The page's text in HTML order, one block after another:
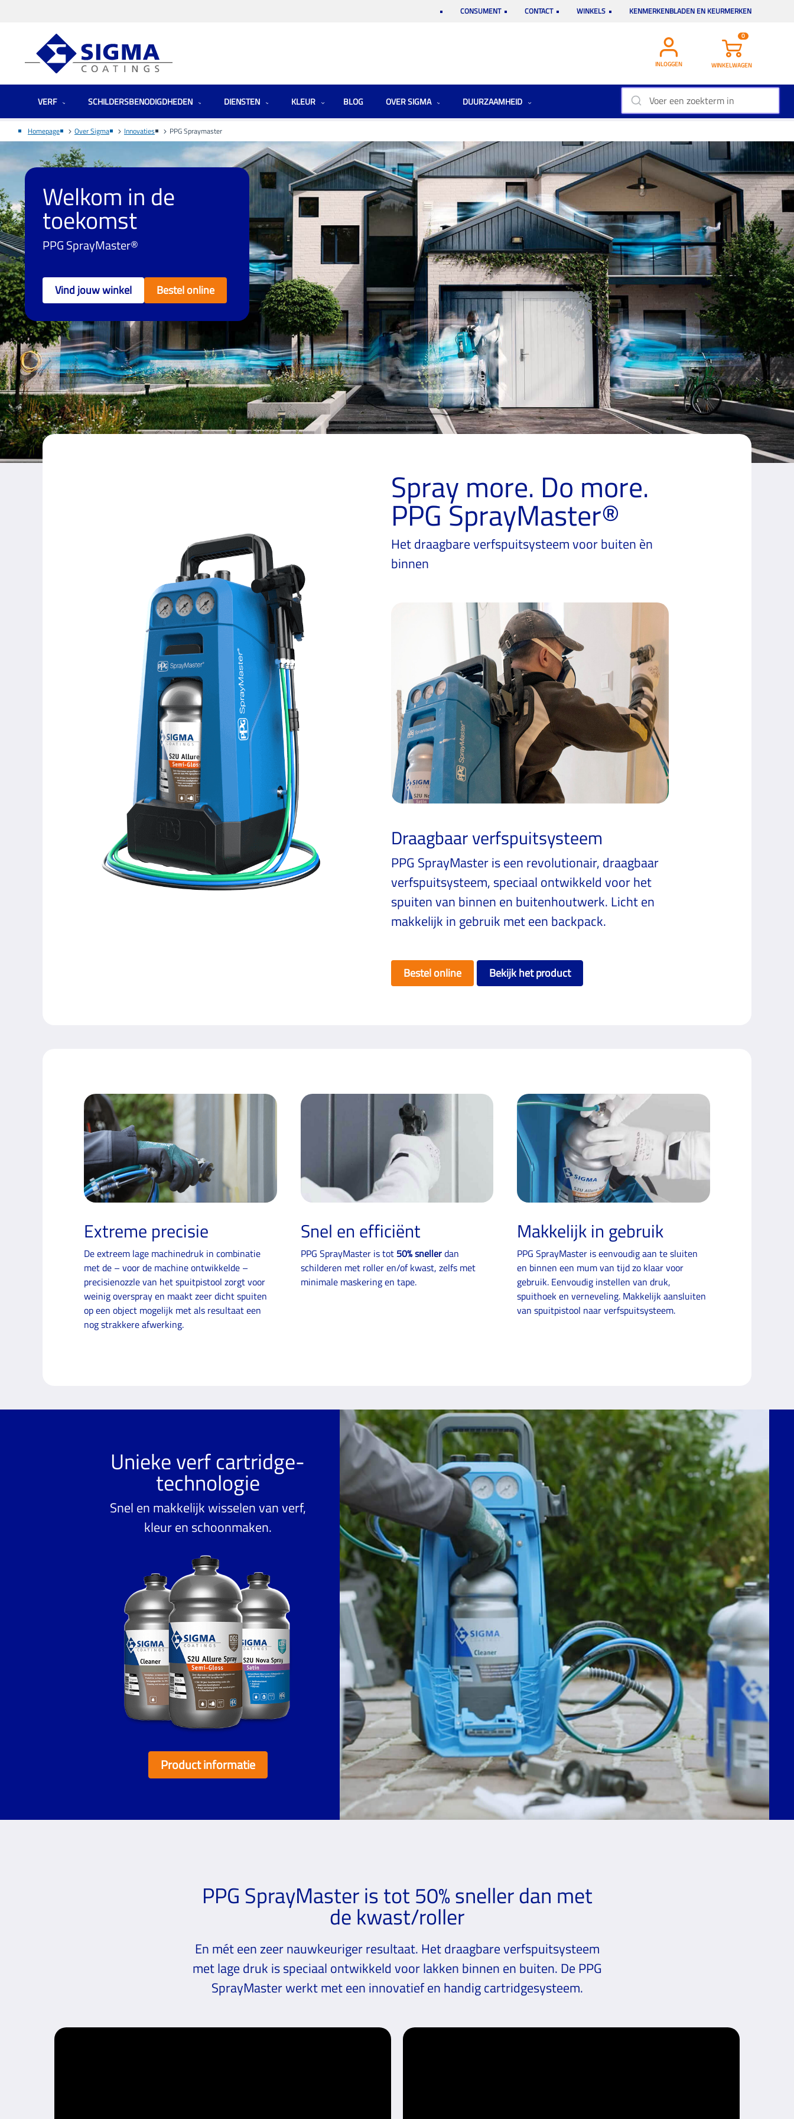
CONSUMENT CONTACT WINKELS KENMERKENBLADEN EN KEURMERKEN
INLOGGEN
0
WINKELWAGEN
VERF SCHILDERSBENODIGDHEDEN DIENSTEN KLEUR BLOG OVER SIGMA DUURZAAMHEID
Homepage Over Sigma Innovaties PPG Spraymaster
Welkom in de
toekomst
PPG SprayMaster®
Vind jouw winkel Bestel online
Spray more. Do more.
PPG SprayMaster®
Het draagbare verfspuitsysteem voor buiten èn
binnen
Draagbaar verfspuitsysteem
PPG SprayMaster is een revolutionair, draagbaar
verf­spuitsysteem, speciaal ontwikkeld voor het
spuiten van binnen en buitenhoutwerk. Licht en
makkelijk in gebruik met een backpack.
Bestel online Bekijk het product
Extreme precisie
De extreem lage machinedruk in combinatie
met de – voor de machine ontwikkelde –
precisienozzle van het spuit­pistool zorgt voor
weinig overspray en maakt zeer dicht spuiten
op een object mogelijk met als resultaat een
nog strakkere afwerking.
Snel en efficiënt
PPG SprayMaster is tot 50% snellerdan
schilderen met roller en/of kwast, zelfs met
minimale maskering en tape.
Makkelijk in gebruik
PPG SprayMaster is eenvoudig aan te sluiten
en binnen een mum van tijd zo klaar voor
gebruik. Eenvoudig instellen van druk,
spuithoek en verneveling. Makkelijk aansluiten
van spuit­pistool naar verfspuitsysteem.
Unieke verf cartridge-
technologie
Snel en makkelijk wisselen van verf,
kleur en schoonmaken.
Product informatie
PPG SprayMaster is tot 50% sneller dan met
de kwast/roller
En mét een zeer nauwkeuriger resultaat. Het draagbare verfspuitsysteem
met lage druk is speciaal ontwikkeld voor lakken binnen en buiten. De PPG
SprayMaster werkt met een innovatief en handig cartridgesysteem.